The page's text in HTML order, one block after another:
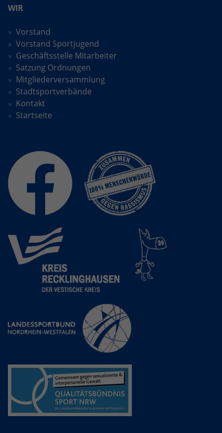
WIR
Vorstand
Vorstand Sportjugend
Geschäftsstelle Mitarbeiter
Satzung Ordnungen
Mitgliederversammlung
Stadtsportverbände
Kontakt
Startseite